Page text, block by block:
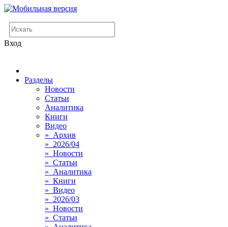
Вход
Разделы
Новости
Статьи
Аналитика
Книги
Видео
» Архив
» 2026/04
» Новости
» Статьи
» Аналитика
» Книги
» Видео
» 2026/03
» Новости
» Статьи